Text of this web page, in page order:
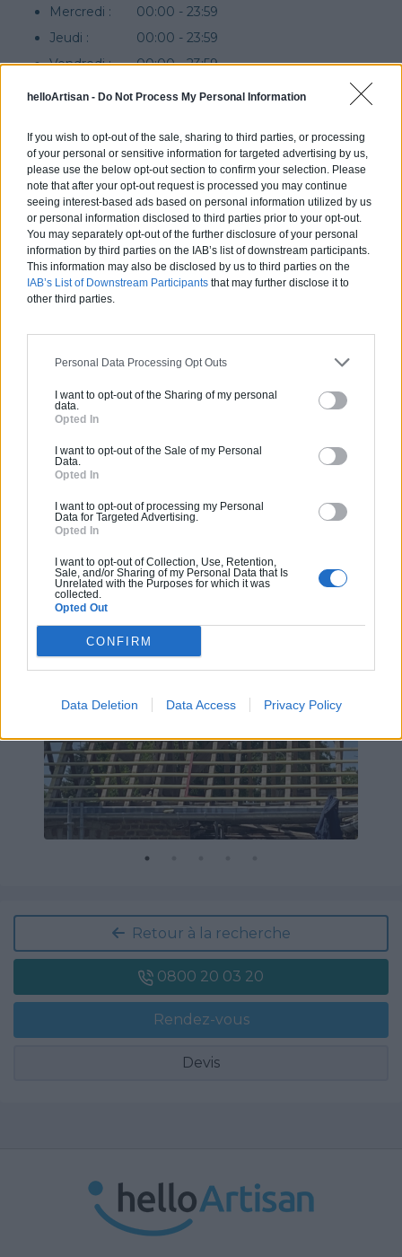
helloArtisan - Do Not Process My Personal Information
If you wish to opt-out of the sale, sharing to third parties, or processing
of your personal or sensitive information for targeted advertising by us,
please use the below opt-out section to confirm your selection. Please
note that after your opt-out request is processed you may continue
seeing interest-based ads based on personal information utilized by us
or personal information disclosed to third parties prior to your opt-out.
You may separately opt-out of the further disclosure of your personal
information by third parties on the IAB’s list of downstream participants.
This information may also be disclosed by us to third parties on the
IAB’s List of Downstream Participants that may further disclose it to
other third parties.
Personal Data Processing Opt Outs
I want to opt-out of the Sharing of my personal
data.
Opted In
I want to opt-out of the Sale of my Personal
Data.
Opted In
I want to opt-out of processing my Personal
Data for Targeted Advertising.
Opted In
I want to opt-out of Collection, Use, Retention,
Sale, and/or Sharing of my Personal Data that Is
Unrelated with the Purposes for which it was
collected.
Opted Out
CONFIRM
Data Deletion Data Access Privacy Policy
Mercredi :
00:00 - 23:59
Jeudi :
00:00 - 23:59
Vendredi :
00:00 - 23:59
Samedi :
00:00 - 23:59
Localisation de l'entreprise
950 Rue de la Pantoufière, 60126 Rivecourt
Photos
Retour à la recherche
0800 20 03 20
Rendez-vous
Devis